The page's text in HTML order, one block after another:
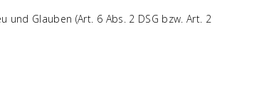
Glauben (Art. 6 Abs. 2 DSG bzw. Art. 2